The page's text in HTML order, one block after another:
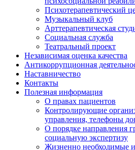
Психотерапевтический
Музыкальный клуб
Арттерапевтическая
Социальная служба
Театральный проект
Независимая оценка качества
Антикоррупционная
Наставничество
Контакты
Полезная информация
О правах пациентов
Контролирующие
управления, телефоны
О порядке направления
социальную экспертизу
Жизненно необходимые